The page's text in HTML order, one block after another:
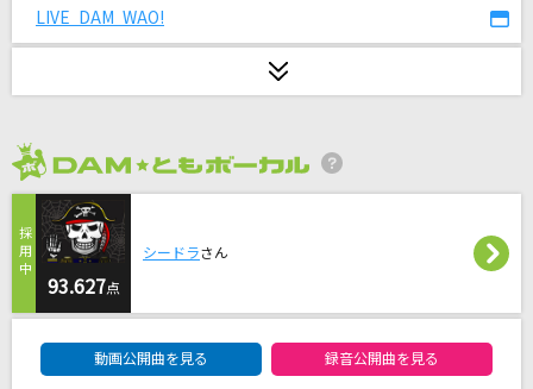
残酷な天使のテーゼ
berry meet
[生音]RAIN
SEKAI NO OWARI(世界の終わり)
タッチ
岩崎良美
LIVE DAM WAO!
93.627点
シードラさん
動画公開曲を見る 録音公開曲を見る